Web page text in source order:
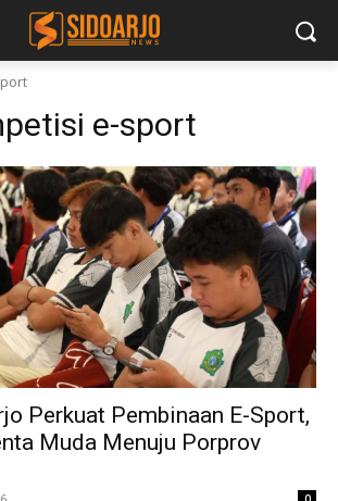
e-sport
Perkuat Pembinaan E-Sport,
Muda Menuju Porprov